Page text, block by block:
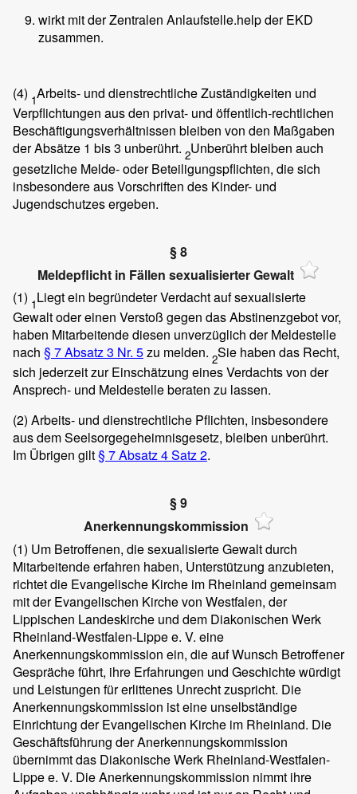
wirkt mit der Zentralen Anlaufstelle.help der EKD
zusammen.
(4) 1Arbeits- und dienstrechtliche Zuständigkeiten und
Verpflichtungen aus den privat- und öffentlich-rechtlichen
Beschäftigungsverhältnissen bleiben von den Maßgaben
der Absätze 1 bis 3 unberührt. 2Unberührt bleiben auch
gesetzliche Melde- oder Beteiligungspflichten, die sich
insbesondere aus Vorschriften des Kinder- und
Jugendschutzes ergeben.
§ 8
Meldepflicht in Fällen sexualisierter Gewalt
(1) 1Liegt ein begründeter Verdacht auf sexualisierte
Gewalt oder einen Verstoß gegen das Abstinenzgebot vor,
haben Mitarbeitende diesen unverzüglich der Meldestelle
nach § 7 Absatz 3 Nr. 5zu melden. 2Sie haben das Recht,
sich jederzeit zur Einschätzung eines Verdachts von der
Ansprech- und Meldestelle beraten zu lassen.
(2) Arbeits- und dienstrechtliche Pflichten, insbesondere
aus dem Seelsorgegeheimnisgesetz, bleiben unberührt.
Im Übrigen gilt§ 7 Absatz 4 Satz 2.
§ 9
Anerkennungskommission
(1) Um Betroffenen, die sexualisierte Gewalt durch
Mitarbeitende erfahren haben, Unterstützung anzubieten,
richtet die Evangelische Kirche im Rheinland gemeinsam
mit der Evangelischen Kirche von Westfalen, der
Lippischen Landeskirche und dem Diakonischen Werk
Rheinland-Westfalen-Lippe e. V. eine
Anerkennungskommission ein, die auf Wunsch Betroffener
Gespräche führt, ihre Erfahrungen und Geschichte würdigt
und Leistungen für erlittenes Unrecht zuspricht. Die
Anerkennungskommission ist eine unselbständige
Einrichtung der Evangelischen Kirche im Rheinland. Die
Geschäftsführung der Anerkennungskommission
übernimmt das Diakonische Werk Rheinland-Westfalen-
Lippe e. V. Die Anerkennungskommission nimmt ihre